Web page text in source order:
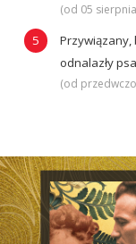
(od 05
Przywiązany,
odnalazły psa
(od